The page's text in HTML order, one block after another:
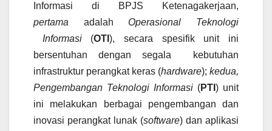
Informasi di BPJS Ketenagakerjaan,
pertama adalah Operasional Teknologi
Informasi(OTI), secara spesifik unit ini
bersentuhan dengan segala kebutuhan
infrastruktur perangkat keras (hardware); kedua,
Pengembangan Teknologi Informasi (PTI ) unit
ini melakukan berbagai pengembangan dan
inovasi perangkat lunak (software) dan aplikasi